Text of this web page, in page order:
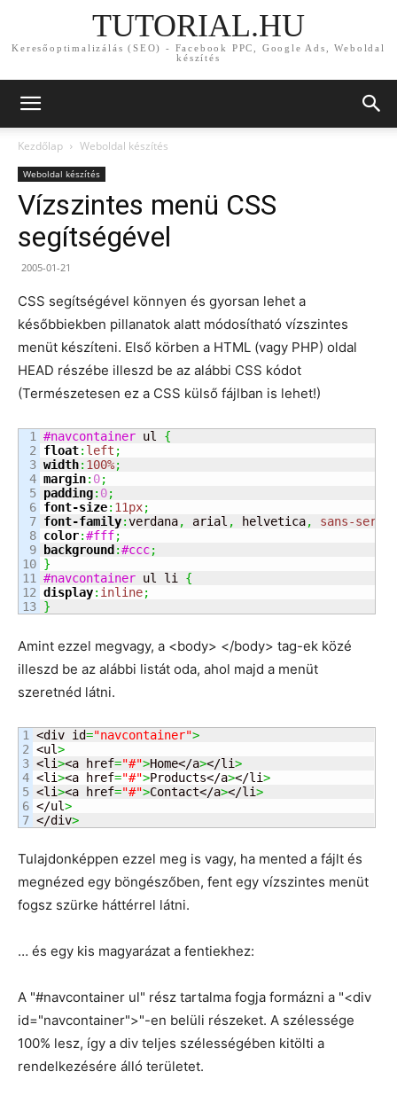
TUTORIAL.HU
Keresőoptimalizálás (SEO) - Facebook PPC, Google Ads, Weboldal
készítés
Kezdőlap Weboldal készítés
Weboldal készítés
Vízszintes menü CSS
segítségével
2005-01-21
CSS segítségével könnyen és gyorsan lehet a
későbbiekben pillanatok alatt módosítható vízszintes
menüt készíteni. Első körben a HTML (vagy PHP) oldal
HEAD részébe illeszd be az alábbi CSS kódot
(Természetesen ez a CSS külső fájlban is lehet!)
1
2
3
4
5
6
7
8
9
10
11
12
#navcontainer ul {
float: left ;
width: 100%;
margin: 0;
padding: 0;
font-size: 11px;
font-family:verdana, arial , helvetica, sans-serif
color:#fff;
background :#ccc;
}
#navcontainer ul li {
display: inline;
}
Amint ezzel megvagy, a <body> </body> tag-ek közé
illeszd be az alábbi listát oda, ahol majd a menüt
szeretnéd látni.
1
2
3
4
5
6
<div id="navcontainer">
<ul>
<li><a href="#">Home</a></li>
<li><a href="#">Products</a></li>
<li><a href="#">Contact</a></li>
</ul>
</div>
Tulajdonképpen ezzel meg is vagy, ha mented a fájlt és
megnézed egy böngészőben, fent egy vízszintes menüt
fogsz szürke háttérrel látni.
… és egy kis magyarázat a fentiekhez:
A "#navcontainer ul" rész tartalma fogja formázni a "<div
id="navcontainer">"-en belüli részeket. A szélessége
100% lesz, így a div teljes szélességében kitölti a
rendelkezésére álló területet.